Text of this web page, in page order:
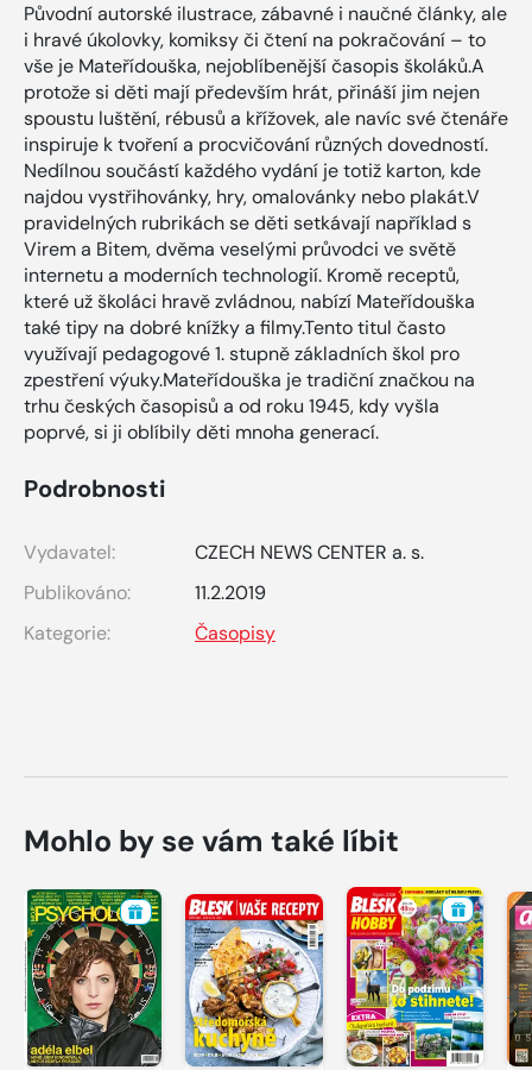
Původní autorské ilustrace, zábavné i naučné články, ale
i hravé úkolovky, komiksy či čtení na pokračování – to
vše je Mateřídouška, nejoblíbenější časopis školáků.A
protože si děti mají především hrát, přináší jim nejen
spoustu luštění, rébusů a křížovek, ale navíc své čtenáře
inspiruje k tvoření a procvičování různých dovedností.
Nedílnou součástí každého vydání je totiž karton, kde
najdou vystřihovánky, hry, omalovánky nebo plakát.V
pravidelných rubrikách se děti setkávají například s
Virem a Bitem, dvěma veselými průvodci ve světě
internetu a moderních technologií. Kromě receptů,
které už školáci hravě zvládnou, nabízí Mateřídouška
také tipy na dobré knížky a filmy.Tento titul často
využívají pedagogové 1. stupně základních škol pro
zpestření výuky.Mateřídouška je tradiční značkou na
trhu českých časopisů a od roku 1945, kdy vyšla
poprvé, si ji oblíbily děti mnoha generací.
Podrobnosti
Vydavatel:
CZECH NEWS CENTER a. s.
Publikováno:
11.2.2019
Kategorie:
Časopisy
Mohlo by se vám také líbit